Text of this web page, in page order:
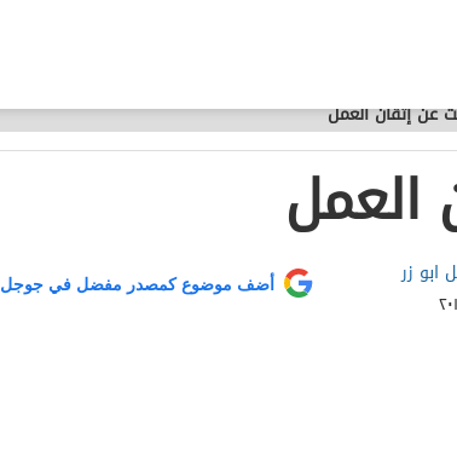
عن إتقان العمل
العمل
ابو زر
أضف موضوع كمصدر مفضل في جوجل